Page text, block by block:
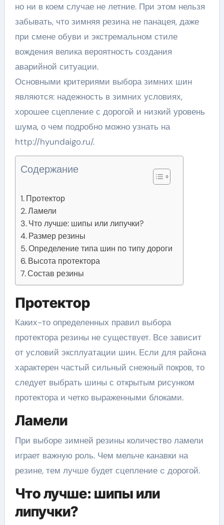
но ни в коем случае не летние. При этом нельзя
забывать, что зимняя резина не панацея, даже
при смене обуви и экстремальном стиле
вождения велика вероятность создания
аварийной ситуации.
Основными критериями выбора зимних шин
являются: надежность в зимних условиях,
хорошее сцепление с дорогой и низкий уровень
шума, о чем подробно можно узнать на
http://hyundaigo.ru/.
Содержание
Протектор
Ламели
Что лучше: шипы или липучки?
Размер резины
Определение типа шин по типу дороги
Высота протектора
Состав резины
Протектор
Каких-то определенных правил выбора
протектора резины не существует. Все зависит
от условий эксплуатации шин. Если для района
характерен частый сильный снежный покров, то
следует выбрать шины с открытым рисунком
протектора и четко выраженными блоками.
Ламели
При выборе зимней резины количество ламели
играет важную роль. Чем мельче канавки на
резине, тем лучше будет сцепление c дорогой.
Что лучше: шипы или
липучки?